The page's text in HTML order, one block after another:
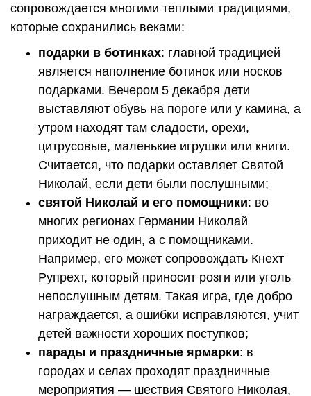
сопровождается многими теплыми традициями,
которые сохранились веками:
подарки в ботинках: главной традицией
является наполнение ботинок или носков
подарками. Вечером 5 декабря дети
выставляют обувь на пороге или у камина, а
утром находят там сладости, орехи,
цитрусовые, маленькие игрушки или книги.
Считается, что подарки оставляет Святой
Николай, если дети были послушными;
святой Николай и его помощники: во
многих регионах Германии Николай
приходит не один, а с помощниками.
Например, его может сопровождать Кнехт
Рупрехт, который приносит розги или уголь
непослушным детям. Такая игра, где добро
награждается, а ошибки исправляются, учит
детей важности хороших поступков;
парады и праздничные ярмарки: в
городах и селах проходят праздничные
мероприятия — шествия Святого Николая,